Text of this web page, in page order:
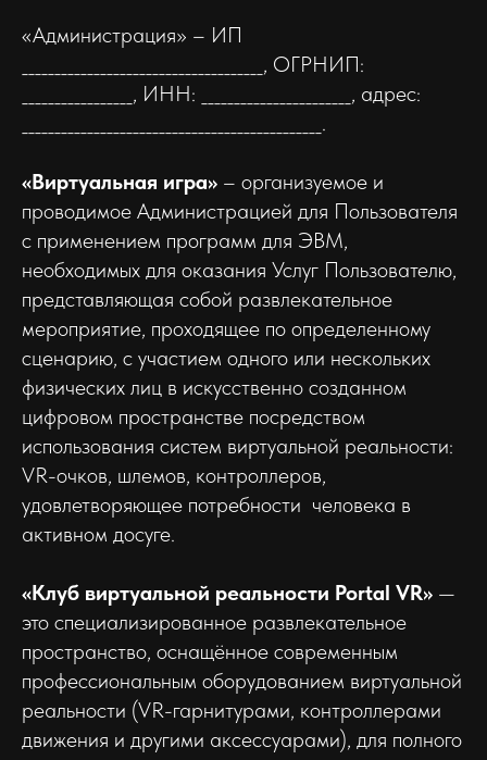
«Администрация» – ИП
_____________________________________, ОГРНИП:
_________________, ИНН: _______________________, адрес:
______________________________________________.
«Виртуальная игра» – организуемое и
проводимое Администрацией для Пользователя
с применением программ для ЭВМ,
необходимых для оказания Услуг Пользователю,
представляющая собой развлекательное
мероприятие, проходящее по определенному
сценарию, с участием одного или нескольких
физических лиц в искусственно созданном
цифровом пространстве посредством
использования систем виртуальной реальности:
VR-очков, шлемов, контроллеров,
удовлетворяющее потребности человека в
активном досуге.
«Клуб виртуальной реальности Portal VR» —
это специализированное развлекательное
пространство, оснащённое современным
профессиональным оборудованием виртуальной
реальности (VR-гарнитурами, контроллерами
движения и другими аксессуарами), для полного